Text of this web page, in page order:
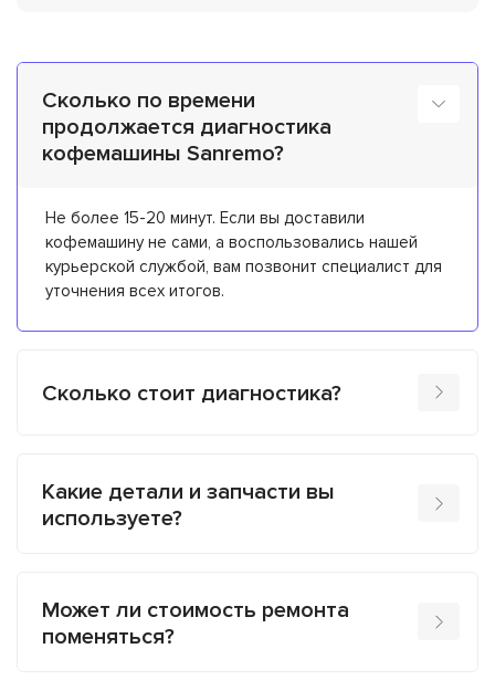
Сколько по времени
продолжается диагностика
кофемашины Sanremo?
Не более 15-20 минут. Если вы доставили
кофемашину не сами, а воспользовались нашей
курьерской службой, вам позвонит специалист для
уточнения всех итогов.
Сколько стоит диагностика?
Какие детали и запчасти вы
используете?
Может ли стоимость ремонта
поменяться?